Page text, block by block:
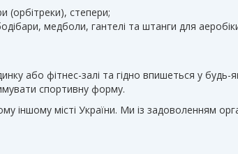
(орбітреки), степери;
медболи, гантелі та штанги для
або фітнес-залі та гідно впишеться у будь-
спортивну форму.
місті України. Ми із задоволенням